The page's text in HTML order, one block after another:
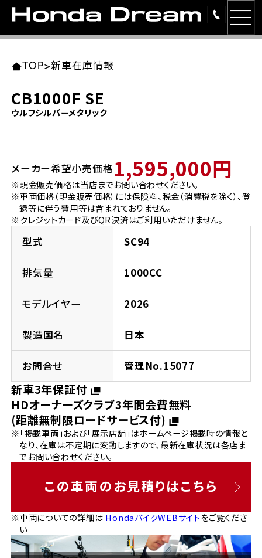
ラインアップ
レンタルバイク
洋用品
イベント
法人向けサービス
お問い合わせ
TOP>新車在庫情報
CB1000F SE
ウルフシルバーメタリック
メーカー希望小売価格 1,595,000円
※現金販売価格は当店までお問い合わせください。
※車両価格（現金販売価格）には保険料、税金（消費税を除く）、登
録等に伴う費用等は含まれておりません。
※クレジットカード及びQR決済はご利用いただけません。
型式 SC94
排気量 1000CC
モデルイヤー 2026
製造国名 日本
お問合せ 管理No.15077
新車3年保証付
HDオーナーズクラブ3年間会費無料
(距離無制限ロードサービス付)
※「掲載車両」および「展示店舗」はホームページ掲載時の情報と
なり、在庫は不定期に変動しますので、最新在庫状況は各店ま
でお問い合わせください。
この車両のお見積りはこちら
※車両についての詳細は HondaバイクWEBサイトをご覧くださ
い
東北エリア 店舗一覧
岩手県
宮城県
ホンダドリーム 仙台泉
ホンダドリーム 宮城岩沼
福島県
ホンダドリーム 郡山
関東エリア 店舗一覧
東京都
ホンダドリーム 西東京
ホンダドリーム 練馬
ホンダドリーム 板橋
ホンダドリーム 葛飾
ホンダドリーム 大田
ホンダドリーム 立川
神奈川県
ホンダドリーム 磯子
ホンダドリーム 横浜都筑
ホンダドリーム 横浜緑
中部エリア 店舗一覧
愛知県
ホンダドリーム 名古屋南
ホンダドリーム 小牧
ホンダドリーム 名古屋東
ホンダドリーム 一宮
ホンダドリーム 豊橋
ホンダドリーム 名古屋上小田井
岐阜県
ホンダドリーム 岐阜
近畿エリア 店舗一覧
大阪府
ホンダドリーム 箕面
ホンダドリーム 藤井寺
ホンダドリーム 東淀川
ホンダドリーム 豊中
京都府
ホンダドリーム 京都伏見
ホンダドリーム 京都北山
兵庫県
ホンダドリーム 神戸灘
ホンダドリーム 尼崎
ホンダドリーム 姫路
中国・四国エリア 店舗一覧
岡山県
広島県
ホンダドリーム 広島
ホンダドリーム 福山
徳島県
ホンダドリーム 徳島
香川県
ホンダドリーム 高松
高知県
九州エリア 店舗一覧
福岡県
ホンダドリーム 福岡東
ホンダドリーム 久留米
ホンダドリーム 福岡春日
ホンダドリーム 福岡西
熊本県
ホンダドリーム 熊本